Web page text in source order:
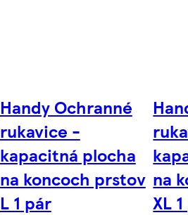
Handy Ochranné
rukavice -
kapacitná plocha
na koncoch prstov
L 1 pár
na
XL